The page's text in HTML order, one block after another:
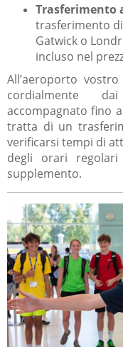
Trasferimento
trasferimento
Gatwick o
incluso nel
All’aeroporto
cordialmente
accompagnato fino
tratta di un
verificarsi tempi di
degli orari
supplemento.